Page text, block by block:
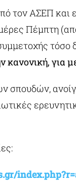
τον ΑΣΕΠ και
Πέμπτη
κανονική, για